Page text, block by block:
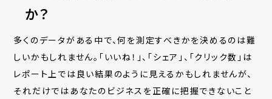
か？
多くのデータがある中で、何を測定すべきかを決めるのは難
しいかもしれません。「いいね！」、「シェア」、「クリック数」は
レポート上では良い結果のように見えるかもしれませんが、
それだけではあなたのビジネスを正確に把握できないこと